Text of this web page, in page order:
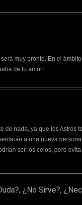
muy pronto. En el
de tu amor!.
de nada, ya que los Astros te
a una nueva
ser los celos, pero evita
¿No Sirve?,